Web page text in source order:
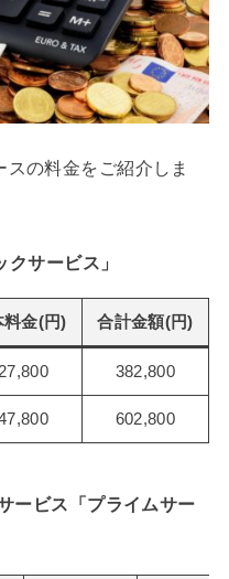
の料金をご紹介しま
サービス」
料金(円) 合計金額(円)
382,800
602,800
ービス「プライムサー